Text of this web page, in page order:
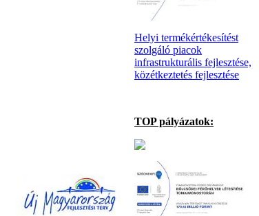
Helyi termékértékesítést
szolgáló piacok
infrastrukturális fejlesztése,
közétkeztetés fejlesztése
TOP pályázatok: